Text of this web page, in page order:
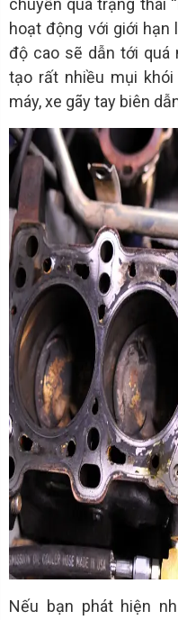
chuyển qua trạng thái
hoạt động với giới hạn
độ cao sẽ dẫn tới quá
tạo rất nhiều mụi
máy, xe gãy tay biên
Nếu bạn phát hiện